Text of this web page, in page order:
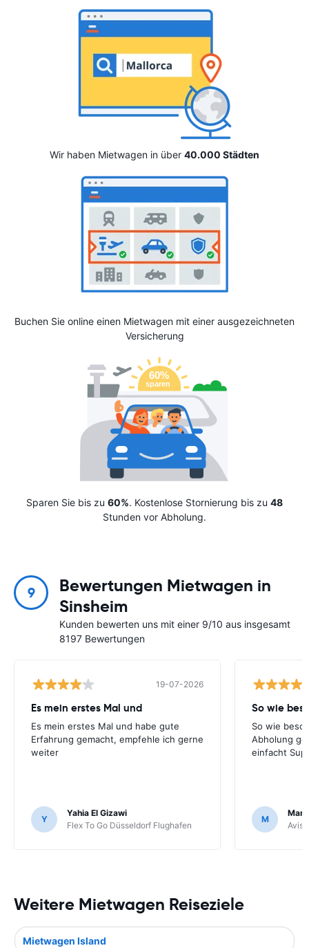
Wir haben Mietwagen in über 40.000 Städten
Buchen Sie online einen Mietwagen mit einer ausgezeichneten
Versicherung
Sparen Sie bis zu 60%. Kostenlose Stornierung bis zu 48
Stunden vor Abholung.
9
Bewertungen Mietwagen in
Sinsheim
Kunden bewerten uns mit einer 9/10 aus insgesamt
8197 Bewertungen
19-07-2026
Es mein erstes Mal und
Es mein erstes Mal und habe gute
Erfahrung gemacht, empfehle ich gerne
weiter
Y
Yahia El Gizawi
Flex To Go Düsseldorf Flughafen
So wie
So wie
Abholung
einfacht
M
Avis
Weitere Mietwagen Reiseziele
Mietwagen Island